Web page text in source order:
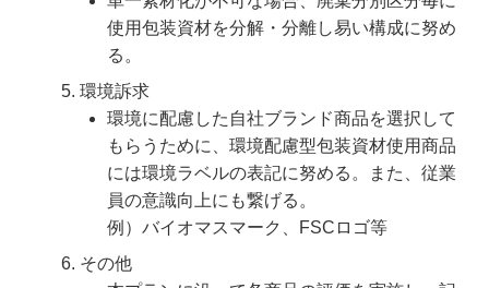
使用包装資材を分解・分離し易い構成に努め
る。
環境訴求
環境に配慮した自社ブランド商品を選択して
もらうために、環境配慮型包装資材使用商品
には環境ラベルの表記に努める。また、従業
員の意識向上にも繋げる。
例）バイオマスマーク、FSCロゴ等
その他